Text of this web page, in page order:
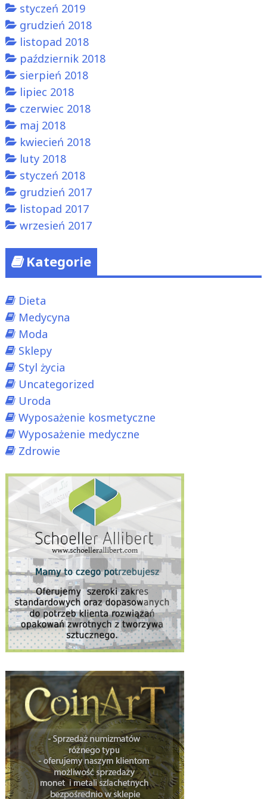
styczeń 2019
grudzień 2018
listopad 2018
październik 2018
sierpień 2018
lipiec 2018
czerwiec 2018
maj 2018
kwiecień 2018
luty 2018
styczeń 2018
grudzień 2017
listopad 2017
wrzesień 2017
Kategorie
Dieta
Medycyna
Moda
Sklepy
Styl życia
Uncategorized
Uroda
Wyposażenie kosmetyczne
Wyposażenie medyczne
Zdrowie